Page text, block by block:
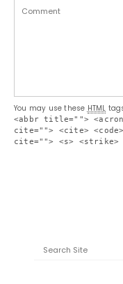
You may use these HTML
<abbr title="">
cite=""> <cite>
cite=""> <s> <strike>
Search
for: